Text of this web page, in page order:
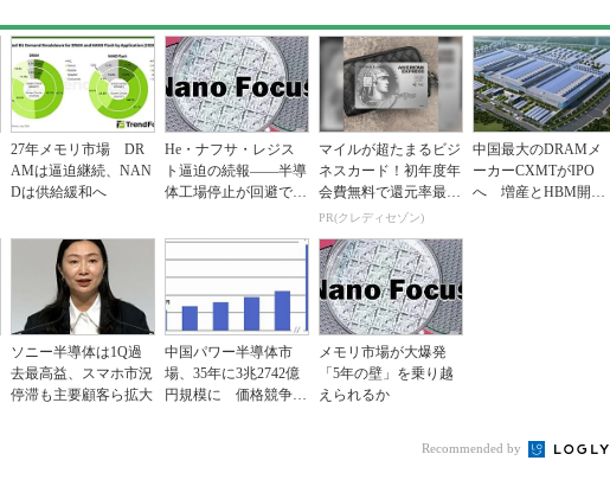
27年メモリ市場 DR
AMは逼迫継続、NAN
Dは供給緩和へ
He・ナフサ・レジス
ト逼迫の続報――半導
体工場停止が回避でき
マイルが超たまるビジ
ネスカード！初年度年
会費無料で還元率最大
1.125%
PR(クレディセゾン)
中国最大のDRAMメ
ーカーCXMTがIPO
へ 増産とHBM開発
ソニー半導体は1Q過
去最高益、スマホ市況
停滞も主要顧客ら拡大
中国パワー半導体市
場、35年に3兆2742億
円規模に 価格競争さ
メモリ市場が大爆発
「5年の壁」を乗り越
えられるか
Recommended by